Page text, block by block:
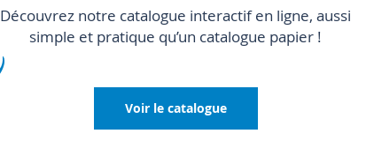
Découvrez notre catalogue interactif en ligne, aussi
simple et pratique qu’un catalogue papier !
Voir le catalogue